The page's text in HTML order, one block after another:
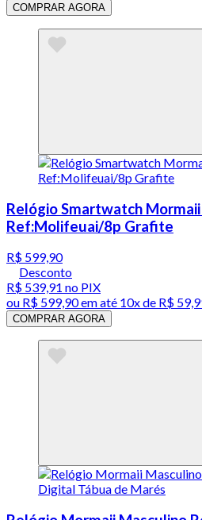
COMPRAR AGORA
Relógio Smartwatch
Ref:Molifeuai/8p Grafite
R$ 599,90
Desconto
R$ 539,91 no PIX
ou R$ 599,90em até 10x de R$
COMPRAR AGORA